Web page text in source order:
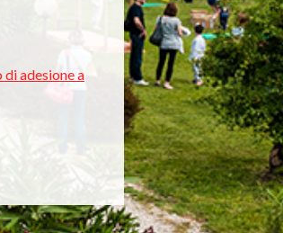
di adesione a